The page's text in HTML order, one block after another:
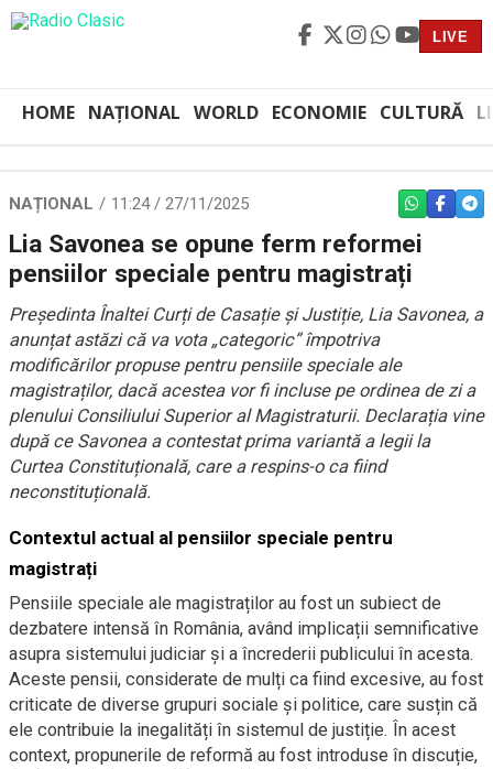
LIVE
HOME NAȚIONAL WORLD ECONOMIE CULTURĂ
NAȚIONAL 11:24 / 27/11/2025 WHATSAPP
Lia Savonea se opune ferm reformei
pensiilor speciale pentru magistrați
Președinta Înaltei Curți de Casație și Justiție, Lia Savonea, a
anunțat astăzi că va vota „categoric” împotriva
modificărilor propuse pentru pensiile speciale ale
magistraților, dacă acestea vor fi incluse pe ordinea de zi a
plenului Consiliului Superior al Magistraturii. Declarația vine
după ce Savonea a contestat prima variantă a legii la
Curtea Constituțională, care a respins-o ca fiind
neconstituțională.
Contextul actual al pensiilor speciale pentru
magistrați
Pensiile speciale ale magistraților au fost un subiect de
dezbatere intensă în România, având implicații semnificative
asupra sistemului judiciar și a încrederii publicului în acesta.
Aceste pensii, considerate de mulți ca fiind excesive, au fost
criticate de diverse grupuri sociale și politice, care susțin că
ele contribuie la inegalități în sistemul de justiție. În acest
context, propunerile de reformă au fost introduse în discuție,